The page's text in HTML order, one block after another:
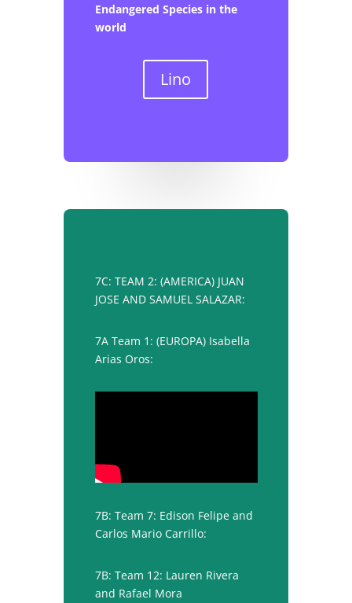
Endangered Species in the
world
Lino
7C: TEAM 2: (AMERICA) JUAN
JOSE AND SAMUEL SALAZAR:
7A Team 1: (EUROPA) Isabella
Arias Oros:
7B: Team 7: Edison Felipe and
Carlos Mario Carrillo:
7B: Team 12: Lauren Rivera
and Rafael Mora